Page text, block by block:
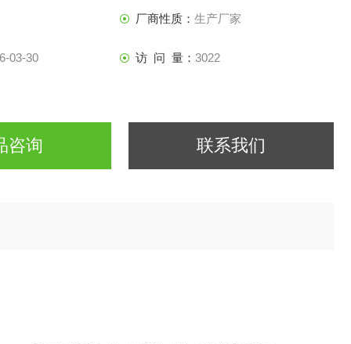
厂商性质： 生产厂家
03-30 访 问 量： 3022
咨询 联系我们